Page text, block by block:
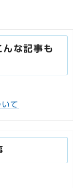
んな記事も
て